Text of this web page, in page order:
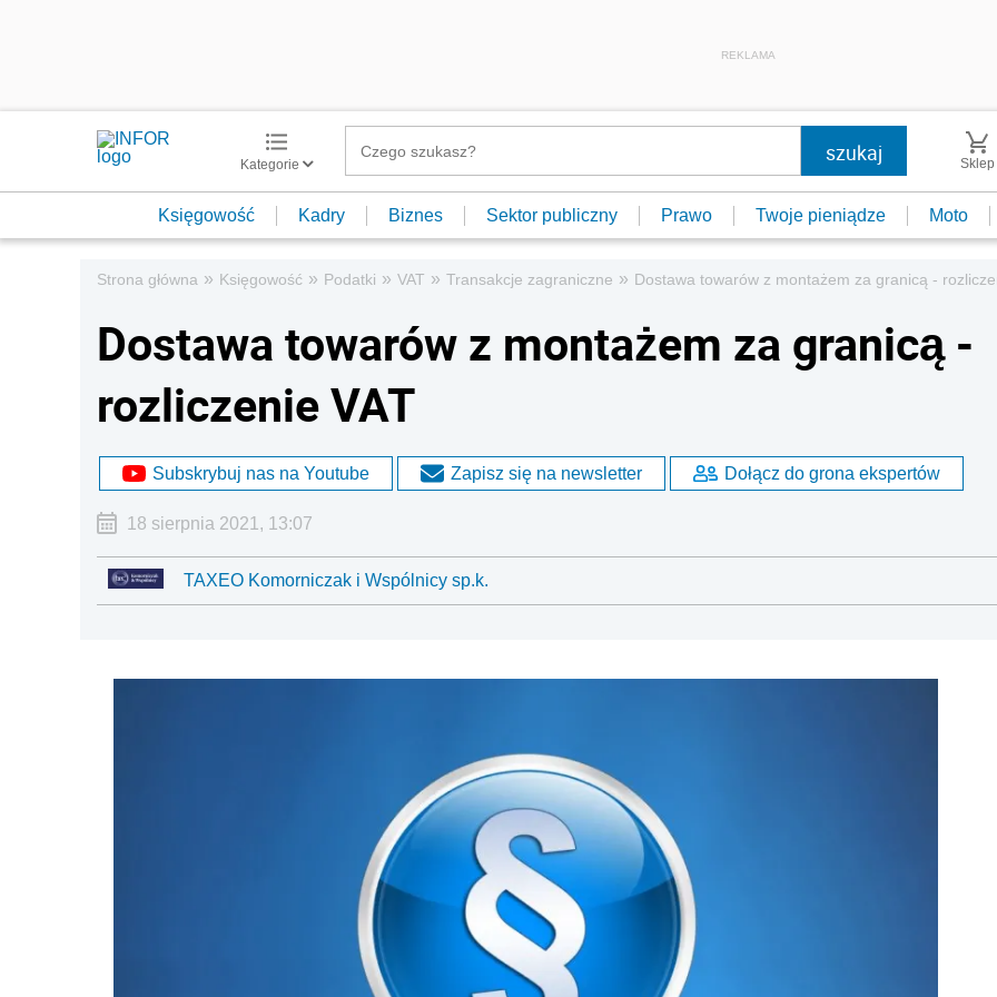
REKLAMA
Kategorie Sklep
Księgowość Kadry Biznes Sektor publiczny Prawo Twoje pieniądze Moto
Strona główna » Księgowość » Podatki » VAT » Transakcje zagraniczne » Dostawa towarów z montażem za granicą -
Dostawa towarów z montażem za granicą -
rozliczenie VAT
Subskrybuj nas na Youtube Zapisz się na newsletter Dołącz do grona ekspertów
18 sierpnia 2021, 13:07
TAXEO Komorniczak i Wspólnicy sp.k.